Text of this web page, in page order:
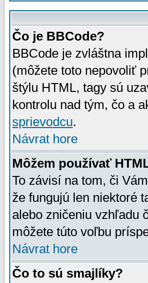
Čo je BBCode?
BBCode je zvláštna
(môžete toto nepovoliť
štýlu HTML, tagy sú
kontrolu nad tým, čo a
sprievodcu.
Návrat hore
Môžem používať
To závisí na tom, či
že fungujú len niektoré
alebo zničeniu vzhľadu
môžete túto voľbu
Návrat hore
Čo to sú smajlíky?